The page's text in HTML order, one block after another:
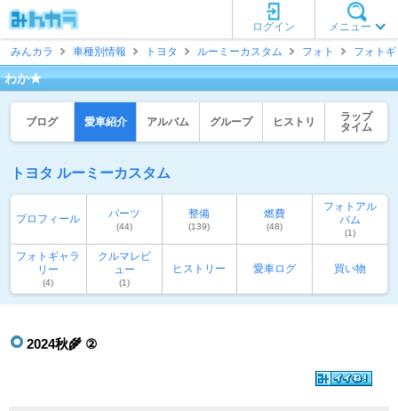
メニュー
ログイン
みんカラ
車種別情報 トヨタ ルーミーカスタム フォト フォト
わか★
ブログ 愛車紹介 アルバム グループ ヒストリ
ラップ
タイム
トヨタ ルーミーカスタム
プロフィール パーツ
(44)
整備
(139)
燃費
(48)
フォトアル
バム
(1)
フォトギャラ
リー
(4)
クルマレビ
ュー
(1)
ヒストリー 愛車ログ 買い物
2024秋🌾 ②